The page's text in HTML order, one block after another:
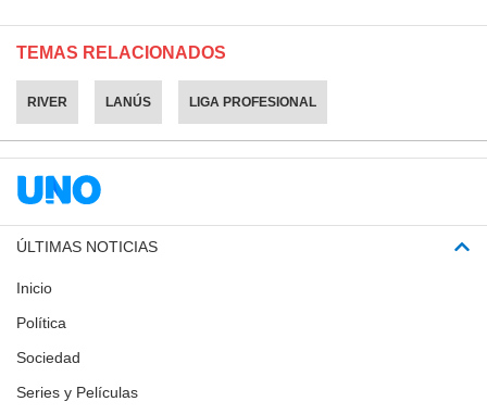
TEMAS RELACIONADOS
RIVER LANÚS LIGA PROFESIONAL
ÚLTIMAS NOTICIAS
Inicio
Política
Sociedad
Series y Películas